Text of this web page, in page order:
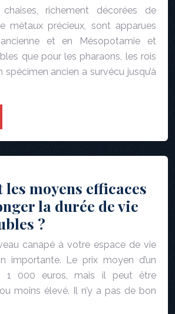
richement décorées de
métaux précieux, sont apparues
et en Mésopotamie et
que pour les pharaons, les rois
spécimen ancien a survécu jusqu’à
les moyens efficaces
la durée de vie
?
canapé à votre espace de vie
importante. Le prix moyen d’un
1 000 euros, mais il peut être
moins élevé. Il n’y a pas de bon